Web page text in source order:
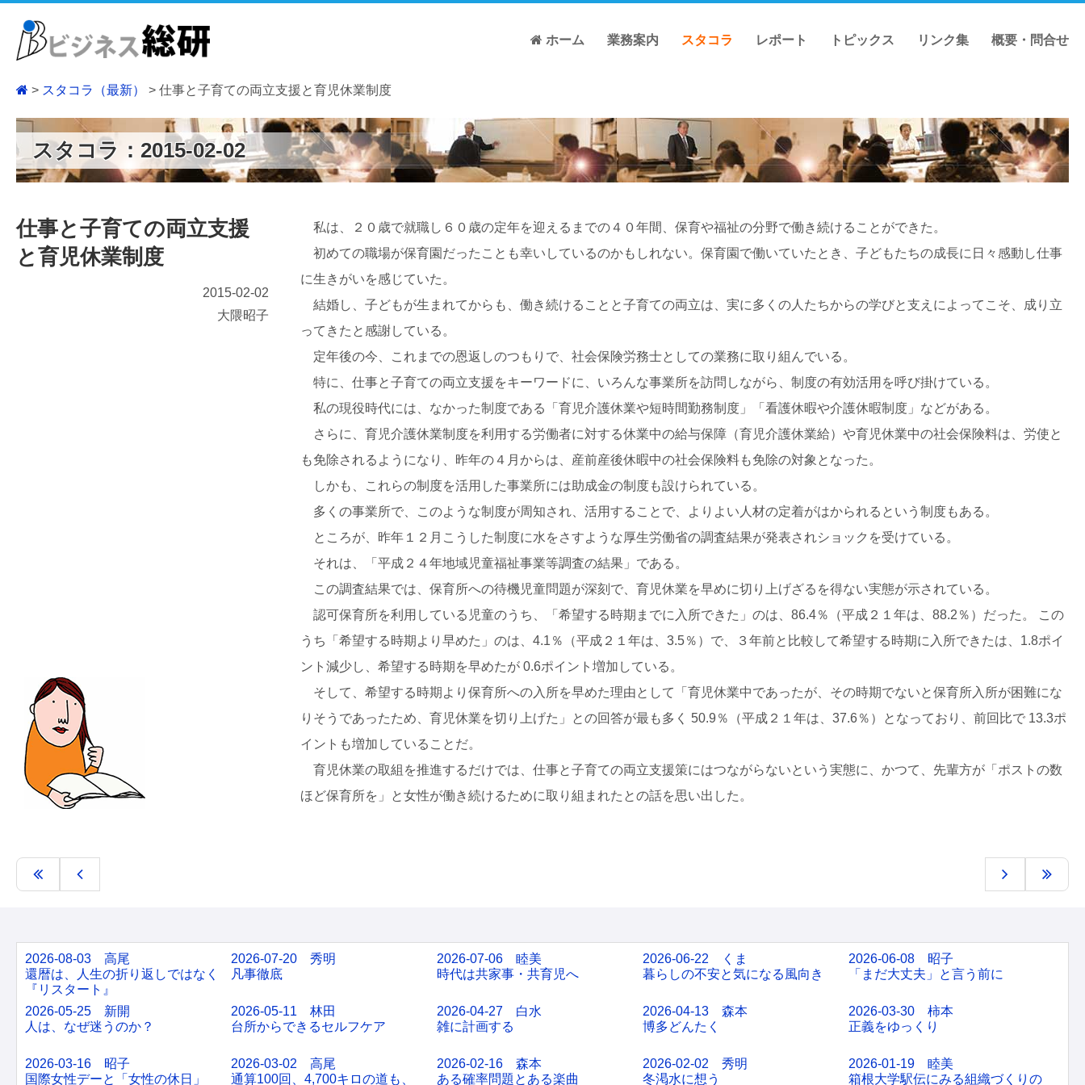
ホーム 業務案内 スタコラ レポート トピックス リンク集 概要・問合せ
スタコラ（最新） 仕事と子育ての両立支援と育児休業制度
スタコラ：2015-02-02
仕事と子育ての両立支援
と育児休業制度
2015-02-02
大隈昭子
私は、２０歳で就職し６０歳の定年を迎えるまでの４０年間、保育や福祉の分野で働き続けることができた。
初めての職場が保育園だったことも幸いしているのかもしれない。保育園で働いていたとき、子どもたちの成長に日々感動し仕事
に生きがいを感じていた。
結婚し、子どもが生まれてからも、働き続けることと子育ての両立は、実に多くの人たちからの学びと支えによってこそ、成り立
ってきたと感謝している。
定年後の今、これまでの恩返しのつもりで、社会保険労務士としての業務に取り組んでいる。
特に、仕事と子育ての両立支援をキーワードに、いろんな事業所を訪問しながら、制度の有効活用を呼び掛けている。
私の現役時代には、なかった制度である「育児介護休業や短時間勤務制度」「看護休暇や介護休暇制度」などがある。
さらに、育児介護休業制度を利用する労働者に対する休業中の給与保障（育児介護休業給）や育児休業中の社会保険料は、労使と
も免除されるようになり、昨年の４月からは、産前産後休暇中の社会保険料も免除の対象となった。
しかも、これらの制度を活用した事業所には助成金の制度も設けられている。
多くの事業所で、このような制度が周知され、活用することで、よりよい人材の定着がはかられるという制度もある。
ところが、昨年１２月こうした制度に水をさすような厚生労働省の調査結果が発表されショックを受けている。
それは、「平成２４年地域児童福祉事業等調査の結果」である。
この調査結果では、保育所への待機児童問題が深刻で、育児休業を早めに切り上げざるを得ない実態が示されている。
認可保育所を利用している児童のうち、「希望する時期までに入所できた」のは、86.4％（平成２１年は、88.2％）だった。 この
うち「希望する時期より早めた」のは、4.1％（平成２１年は、3.5％）で、３年前と比較して希望する時期に入所できたは、1.8ポイ
ント減少し、希望する時期を早めたが 0.6ポイント増加している。
そして、希望する時期より保育所への入所を早めた理由として「育児休業中であったが、その時期でないと保育所入所が困難にな
りそうであったため、育児休業を切り上げた」との回答が最も多く 50.9％（平成２１年は、37.6％）となっており、前回比で 13.3ポ
イントも増加していることだ。
育児休業の取組を推進するだけでは、仕事と子育ての両立支援策にはつながらないという実態に、かつて、先輩方が「ポストの数
ほど保育所を」と女性が働き続けるために取り組まれたとの話を思い出した。
2026-08-03 高尾
還暦は、人生の折り返しではなく
『リスタート』
2026-07-20 秀明
凡事徹底
2026-07-06 睦美
時代は共家事・共育児へ
2026-06-22 くま
暮らしの不安と気になる風向き
2026-06-08 昭子
「まだ大丈夫」と言う前に
2026-05-25 新開
人は、なぜ迷うのか？
2026-05-11 林田
台所からできるセルフケア
2026-04-27 白水
雑に計画する
2026-04-13 森本
博多どんたく
2026-03-30 柿本
正義をゆっくり
2026-03-16 昭子
国際女性デーと「女性の休日」
2026-03-02 高尾
通算100回、4,700キロの道も、
2026-02-16 森本
ある確率問題とある楽曲
2026-02-02 秀明
冬渇水に想う
2026-01-19 睦美
箱根大学駅伝にみる組織づくりの